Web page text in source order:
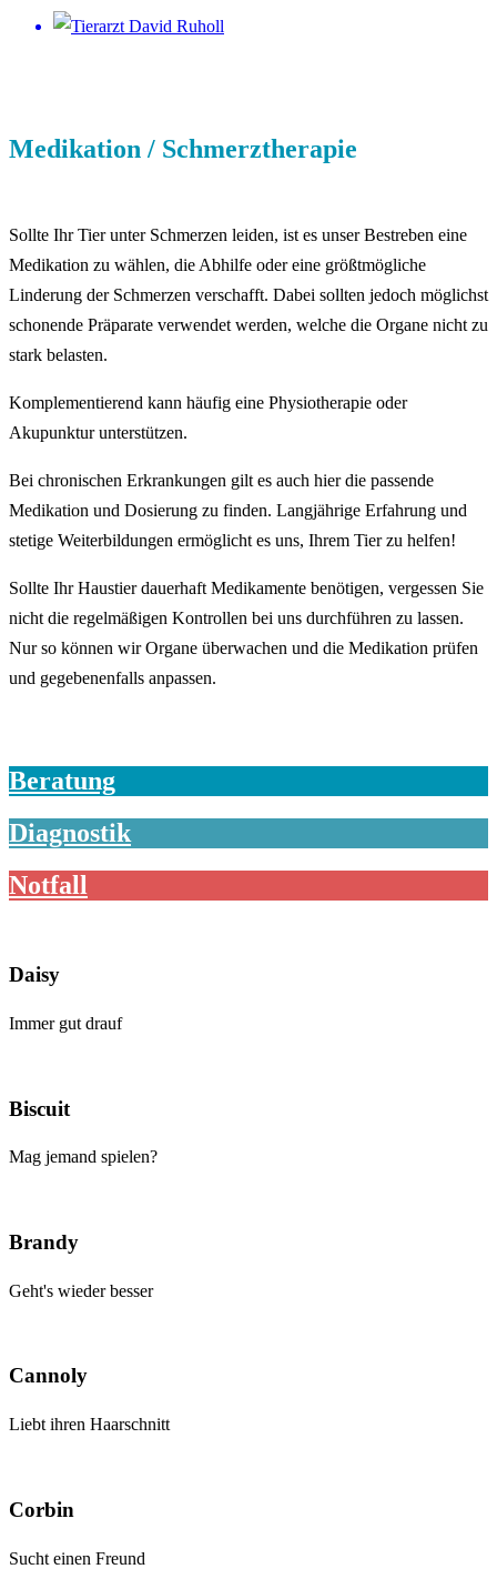
Medikation / Schmerztherapie
Sollte Ihr Tier unter Schmerzen leiden, ist es unser Bestreben eine
Medikation zu wählen, die Abhilfe oder eine größtmögliche
Linderung der Schmerzen verschafft. Dabei sollten jedoch möglichst
schonende Präparate verwendet werden, welche die Organe nicht zu
stark belasten.
Komplementierend kann häufig eine Physiotherapie oder
Akupunktur unterstützen.
Bei chronischen Erkrankungen gilt es auch hier die passende
Medikation und Dosierung zu finden. Langjährige Erfahrung und
stetige Weiterbildungen ermöglicht es uns, Ihrem Tier zu helfen!
Sollte Ihr Haustier dauerhaft Medikamente benötigen, vergessen Sie
nicht die regelmäßigen Kontrollen bei uns durchführen zu lassen.
Nur so können wir Organe überwachen und die Medikation prüfen
und gegebenenfalls anpassen.
Beratung
Diagnostik
Notfall
Daisy
Immer gut drauf
Biscuit
Mag jemand spielen?
Brandy
Geht's wieder besser
Cannoly
Liebt ihren Haarschnitt
Corbin
Sucht einen Freund